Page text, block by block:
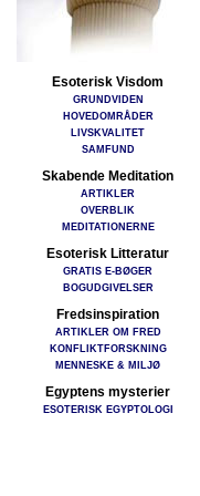
Esoterisk Visdom
GRUNDVIDEN
HOVEDOMRÅDER
LIVSKVALITET
SAMFUND
Skabende Meditation
ARTIKLER
OVERBLIK
MEDITATIONERNE
Esoterisk Litteratur
GRATIS E-BØGER
BOGUDGIVELSER
Fredsinspiration
ARTIKLER OM FRED
KONFLIKTFORSKNING
MENNESKE & MILJØ
Egyptens mysterier
ESOTERISK EGYPTOLOGI